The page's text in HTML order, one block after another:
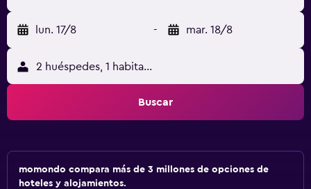
lun. 17/8 - mar. 18/8
2 huéspedes, 1 habitación
Buscar
momondo compara más de 3 millones de opciones de
hoteles y alojamientos.